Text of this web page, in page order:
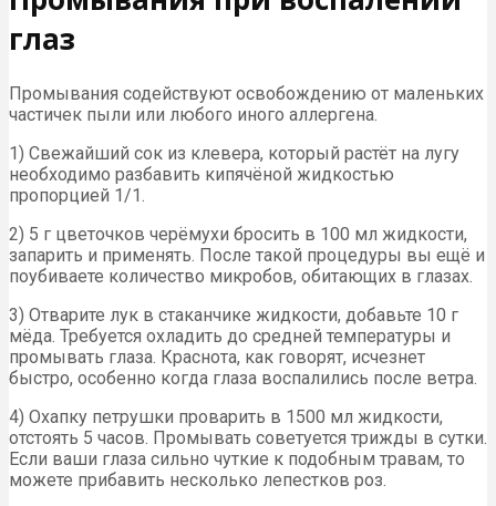
глаз
Промывания содействуют освобождению от маленьких
частичек пыли или любого иного аллергена.
1) Свежайший сок из клевера, который растёт на лугу
необходимо разбавить кипячёной жидкостью
пропорцией 1/1.
2) 5 г цветочков черёмухи бросить в 100 мл жидкости,
запарить и применять. После такой процедуры вы ещё и
поубиваете количество микробов, обитающих в глазах.
3) Отварите лук в стаканчике жидкости, добавьте 10 г
мёда. Требуется охладить до средней температуры и
промывать глаза. Краснота, как говорят, исчезнет
быстро, особенно когда глаза воспалились после ветра.
4) Охапку петрушки проварить в 1500 мл жидкости,
отстоять 5 часов. Промывать советуется трижды в сутки.
Если ваши глаза сильно чуткие к подобным травам, то
можете прибавить несколько лепестков роз.